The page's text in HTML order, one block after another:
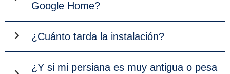
Google Home?
¿Cuánto tarda la instalación?
¿Y si mi persiana es muy antigua o pesa